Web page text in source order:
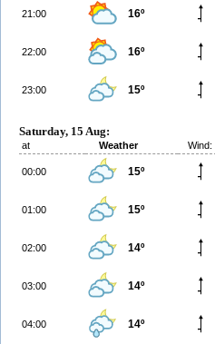
21:00 16º
22:00 16º
23:00 15º
Saturday, 15 Aug:
at Weather Wind:
00:00 15º
01:00 15º
02:00 14º
03:00 14º
04:00 14º